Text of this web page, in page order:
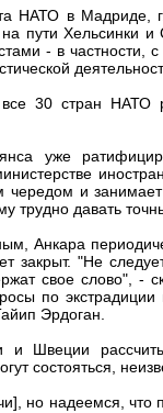
НАТО в
пути Хельсинки
- в
все 30 стран
уже
чередом и
трудно давать
Анкара
закрыт. "Не
свое слово", -
по
Эрдоган.
Швеции
состояться,
но надеемся, что